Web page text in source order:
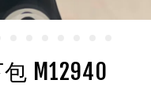
包 M12940